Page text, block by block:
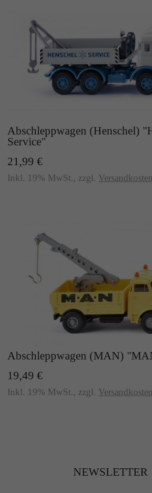
Abschleppwagen (Henschel)
Service"
21,99 €
Inkl. 19% MwSt., zzgl. Versandkosten
Abschleppwagen (MAN)
19,49 €
Inkl. 19% MwSt., zzgl. Versandkosten
NEWSLETTER